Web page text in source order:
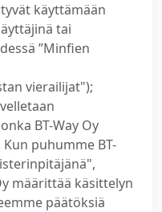
käyttämään
tai
”Minfien
vierailijat");
BT-Way Oy
puhumme BT-
määrittää käsittelyn
päätöksiä